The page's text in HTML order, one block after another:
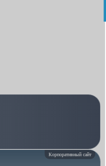
Корпоративный сайт